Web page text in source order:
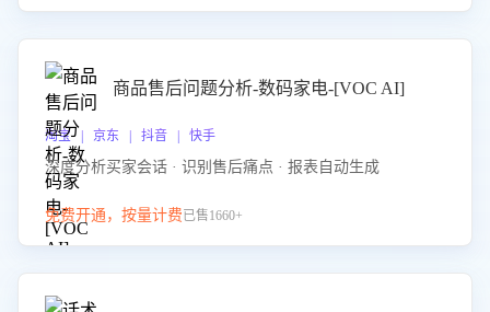
商品售后问题分析-数码家电-[VOC AI]
淘宝 | 京东 | 抖音 | 快手
深度分析买家会话 · 识别售后痛点 · 报表自动生成
免费开通，按量计费已售1660+